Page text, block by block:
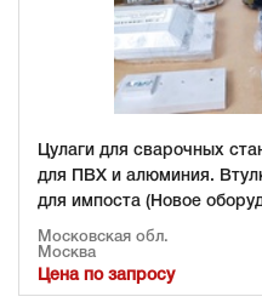
Цулаги для сварочных
для ПВХ и алюминия.
для импоста (Новое
Московская обл.
Москва
Цена по запросу